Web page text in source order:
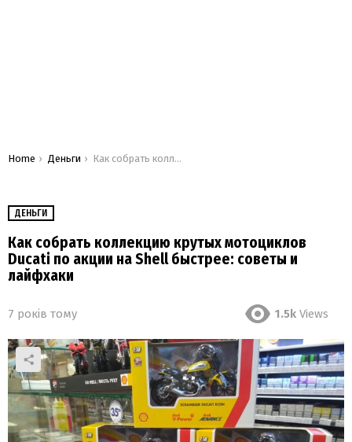
You are here:
Home Деньги Как собрать коллекцию крутых мотоциклов Ducati по акции на Shell быстрее: советы и лайфхаки
ДЕНЬГИ
Как собрать коллекцию крутых мотоциклов
Ducati по акции на Shell быстрее: советы и
лайфхаки
7 років тому 1.5k Views